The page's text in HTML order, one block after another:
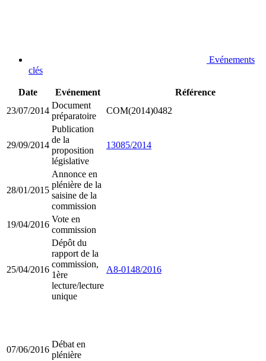
Evénements
clés
Date Evénement
Référence
23/07/2014
Document
préparatoire
COM(2014)0482
29/09/2014
Publication
de la
proposition
législative
13085/2014
28/01/2015
Annonce en
plénière de la
saisine de la
commission
19/04/2016
Vote en
commission
25/04/2016
Dépôt du
rapport de la
commission,
1ère
lecture/lecture
unique
A8-0148/2016
07/06/2016
Débat en
plénière